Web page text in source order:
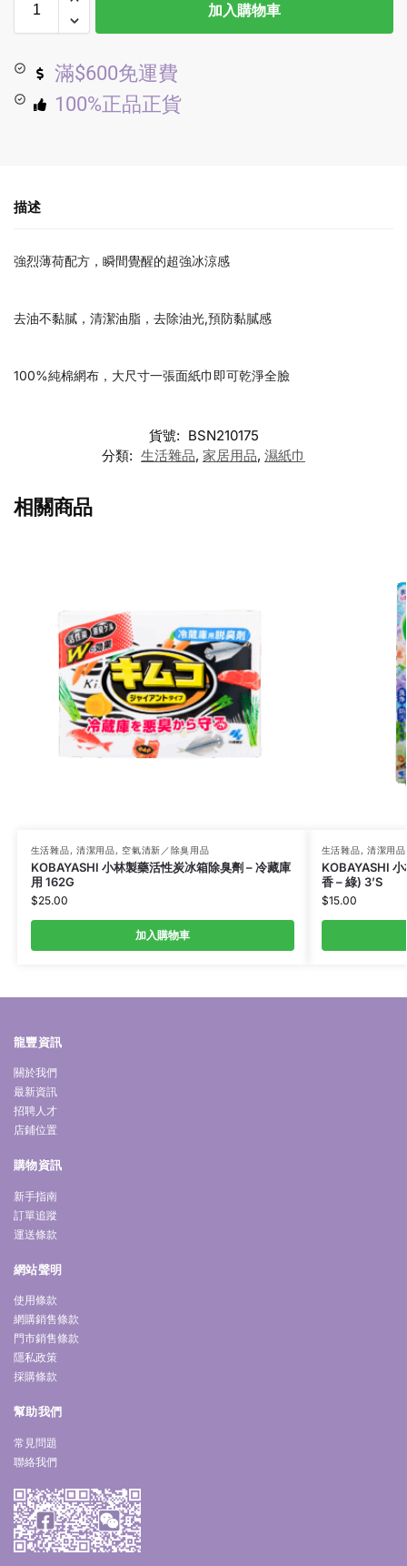
加入購物車
滿$600免運費
100%正品正貨
描述
強烈薄荷配方，瞬間覺醒的超強冰涼感
去油不黏膩，清潔油脂，去除油光,預防黏膩感
100%純棉網布，大尺寸一張面紙巾即可乾淨全臉
貨號: BSN210175
分類: 生活雜品, 家居用品, 濕紙巾
相關商品
生活雜品, 清潔用品, 空氣清新／除臭用品
KOBAYASHI 小林製藥活性炭冰箱除臭劑 – 冷藏庫
用 162G
$25.00
加入購物車
生活雜品, 清潔用品
KOBAYASHI
香 – 綠) 3’S
$15.00
龍豐資訊
關於我們
最新資訊
招聘人才
店鋪位置
購物資訊
新手指南
訂單追蹤
運送條款
網站聲明
使用條款
網購銷售條款
門市銷售條款
隱私政策
採購條款
幫助我們
常見問題
聯絡我們